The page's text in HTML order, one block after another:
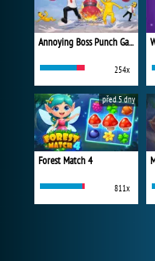
Annoying Boss Punch Game
254x
Forest Match 4
811x
před 5 dny